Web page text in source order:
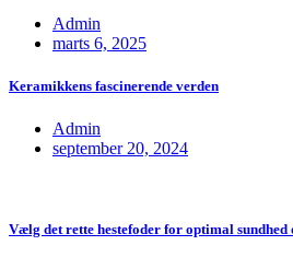
Admin
marts 6, 2025
Keramikkens fascinerende verden
Admin
september 20, 2024
Vælg det rette hestefoder for optimal sundhed